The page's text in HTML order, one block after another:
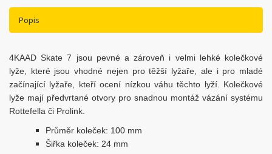
Popis
4KAAD Skate 7 jsou pevné a zároveň i velmi lehké kolečkové
lyže, které jsou vhodné nejen pro těžší lyžaře, ale i pro mladé
začínající lyžaře, kteří ocení nízkou váhu těchto lyží. Kolečkové
lyže mají předvrtané otvory pro snadnou montáž vázání systému
Rottefella či Prolink.
Průměr koleček: 100 mm
Šiřka koleček: 24 mm